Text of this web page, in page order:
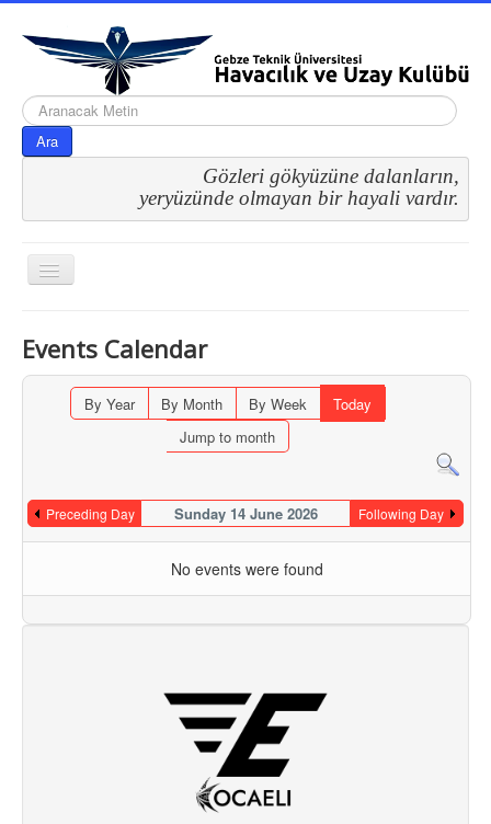
arama...
Ara
Gözleri gökyüzüne dalanların,
yeryüzünde olmayan bir hayali vardır.
Gezinme
geçişini
Events Calendar
By Year By Month By Week
Today
Jump to month
Preceding Day Sunday 14 June 2026 Following Day
No events were found